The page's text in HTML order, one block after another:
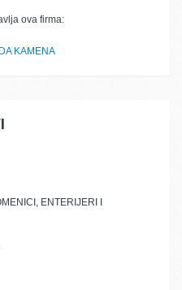
ova firma:
KAMENA
ENTERIJERI I